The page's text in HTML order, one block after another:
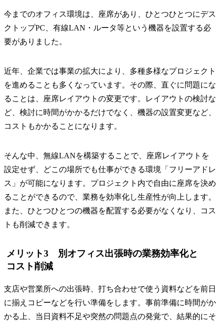
今までのオフィス環境は、座席があり、ひとつひとつにデス
クトップPC、有線LAN・ルータ等という機器を設置する必
要がありました。
近年、企業では事業の拡大により、多種多様なプロジェクト
を進めることも多くなっています。その際、直ぐに問題にな
ることは、座席レイアウトの変更です。レイアウトの検討な
ど、検討に時間がかかるだけでなく、機器の設置変更など、
コストもかかることになります。
そんな中、無線LANを構築することで、座席レイアウトを
設定せず、どこの場所でも仕事ができる環境「フリーアドレ
ス」が可能になります。プロジェクト内で自由に座席を決め
ることができるので、業務を効率化し生産性が向上します。
また、ひとつひとつの機器を配置する必要がなくなり、コス
トも削減できます。
メリット3 別オフィス出張時の業務効率化と
コスト削減
支店や営業所への出張時、打ち合わせで使う資料などを前日
に揃えコピーなどを行い準備をします。事前準備に時間がか
かる上、当日資料不足や突然の問題点の発覚で、結果的にそ